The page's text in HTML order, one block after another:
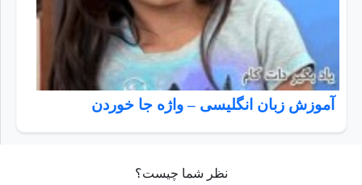
آموزش زبان انگلیسی – واژه جا خوردن
نظر شما چیست؟